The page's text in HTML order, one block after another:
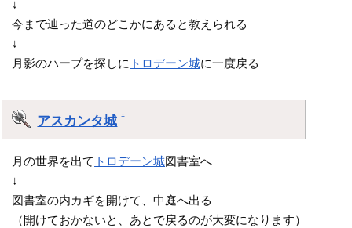
↓
今まで辿った道のどこかにあると教えられる
↓
月影のハープを探しに トロデーン城に一度戻る
アスカンタ城 †
月の世界を出て トロデーン城図書室へ
↓
図書室の内カギを開けて、中庭へ出る
（開けておかないと、あとで戻るのが大変になります）